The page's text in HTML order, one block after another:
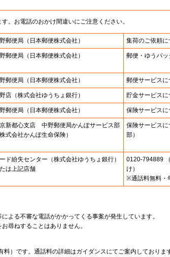
。お電話のおかけ間違いにご注意ください。
郵便局 （日本郵便株式会社） 集荷のご依頼に
郵便局 （日本郵便株式会社） 郵便・ゆうパ
郵便局 （日本郵便株式会社） 郵便サービスに
店 （株式会社ゆうちょ銀行） 貯金サービスに
郵便局 （日本郵便株式会社） 保険サービスに
新都心支店 中野郵便局かんぽサービス部
株式会社かんぽ生命保険）
保険サービス
部）
ド紛失センター （株式会社ゆうちょ銀行）
は上記店舗
0120-794889
け）
※通話料無料・
よる不審な電話がかかってくる事案が発生しています。
尋ねすることはありません。
）です。通話料の詳細はガイダンスにてご案内しておりま